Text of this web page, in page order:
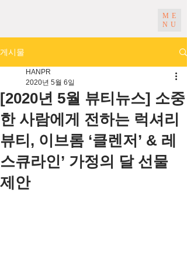
ME
NU
게시물
[2020년 5월 뷰티뉴스] 소중
한 사람에게 전하는 럭셔리
뷰티, 이브롬 ‘클렌저’ & 레
스큐라인’ 가정의 달 선물
제안
HANPR
2020년 5월 6일